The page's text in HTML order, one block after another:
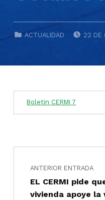
ACTUALIDAD 22 DE
Boletin CERMI 7
Saltar a la navegación principal
Navegación de entradas
ANTERIOR ENTRADA
EL CERMI pide
vivienda apoye la